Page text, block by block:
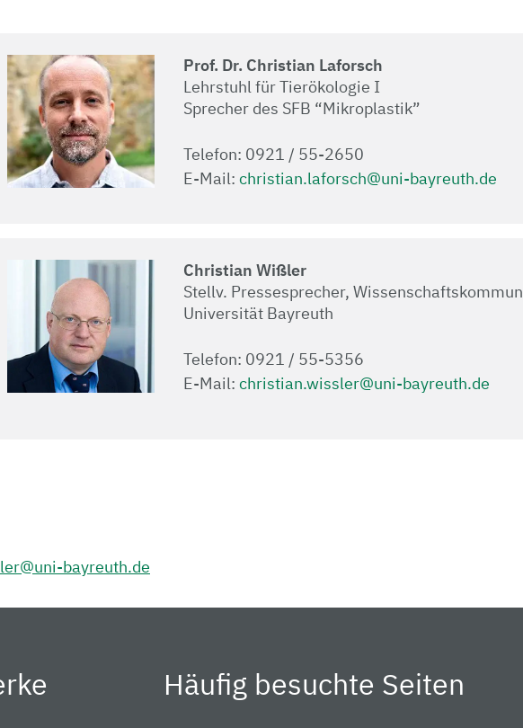
Prof. Dr. Christian Laforsch
Lehrstuhl für Tierökologie I
Sprecher des SFB “Mikroplastik”
Telefon: 0921 / 55-2650
E-Mail: christian.laforsch@uni-bayreuth.de
Christian Wißler
Stellv. Pressesprecher,
Universität Bayreuth
Telefon: 0921 / 55-5356
E-Mail: christian.wissler@uni-bayreuth.de
bayreuth.de
Häufig besuchte Seiten